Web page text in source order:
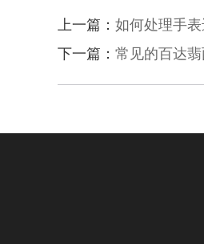
上一篇： 如何处理手
下一篇： 常见的百达